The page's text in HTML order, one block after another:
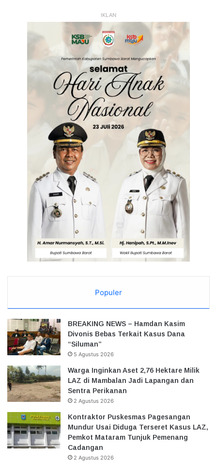
IKLAN
Populer
BREAKING NEWS – Hamdan Kasim
Divonis Bebas Terkait Kasus Dana
“Siluman”
5 Agustus 2026
Warga Inginkan Aset 2,76 Hektare Milik
LAZ di Mambalan Jadi Lapangan dan
Sentra Perikanan
2 Agustus 2026
Kontraktor Puskesmas Pagesangan
Mundur Usai Diduga Terseret Kasus LAZ,
Pemkot Mataram Tunjuk Pemenang
Cadangan
2 Agustus 2026